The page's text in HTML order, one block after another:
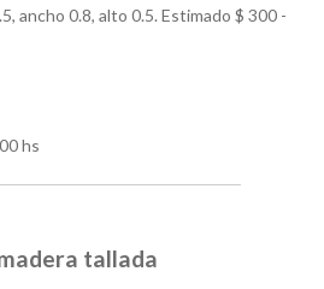
ancho 0.8, alto 0.5. Estimado $ 300 -
hs
tallada